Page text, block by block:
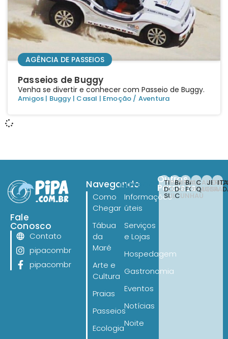
AGÊNCIA DE PASSEIOS
Passeios de Buggy
Venha se divertir e conhecer com Passeio de Buggy.
Amigos | Buggy| Casal | Emoção / Aventura
Fale
Conosco
Contato
pipacombr
pipacombr
Navegando
Como
Chegar
Tábua
da
Maré
Arte e
Cultura
Praias
Passeios
Ecologia
Navegando
Informações
úteis
Serviços
e Lojas
Hospedagem
Gastronomia
Eventos
Notícias
Noite
Outros
Paraísos
TIBAU
DO
SUL
BARRA
DO
CUNHAÚ
BAIA
FORMOSA
CANOA